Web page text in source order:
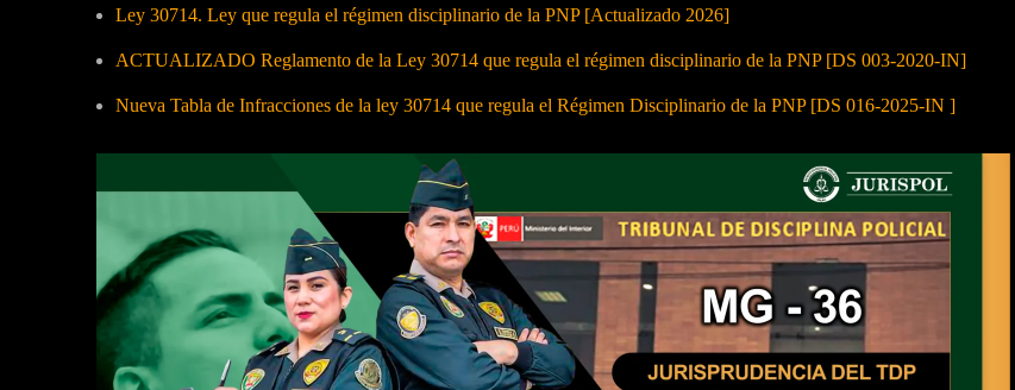
Ley 30714. Ley que regula el régimen disciplinario de la PNP [Actualizado 2026]
ACTUALIZADO Reglamento de la Ley 30714 que regula el régimen disciplinario de la PNP [DS 003-2020-IN]
Nueva Tabla de Infracciones de la ley 30714 que regula el Régimen Disciplinario de la PNP [DS 016-2025-IN ]